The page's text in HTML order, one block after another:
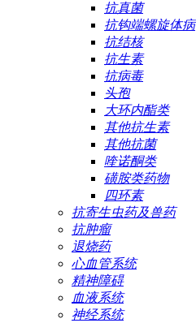
抗真菌
抗钩端螺旋体病
抗结核
抗生素
抗病毒
头孢
大环内酯类
其他抗生素
其他抗菌
喹诺酮类
磺胺类药物
四环素
抗寄生虫药及兽药
抗肿瘤
退烧药
心血管系统
精神障碍
血液系统
神经系统